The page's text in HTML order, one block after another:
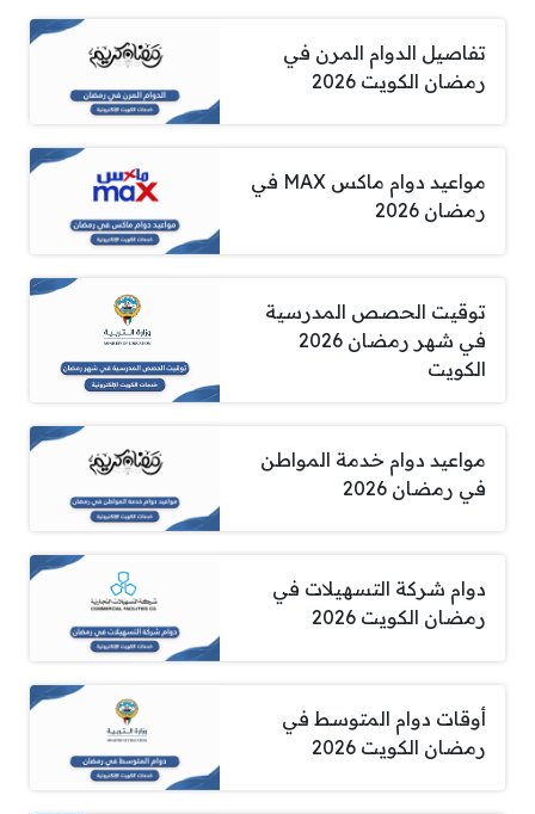
تفاصيل الدوام المرن في
رمضان الكويت 2026
مواعيد دوام ماكس MAX في
رمضان 2026
توقيت الحصص المدرسية
في شهر رمضان 2026
الكويت
مواعيد دوام خدمة المواطن
في رمضان 2026
دوام شركة التسهيلات في
رمضان الكويت 2026
أوقات دوام المتوسط في
رمضان الكويت 2026